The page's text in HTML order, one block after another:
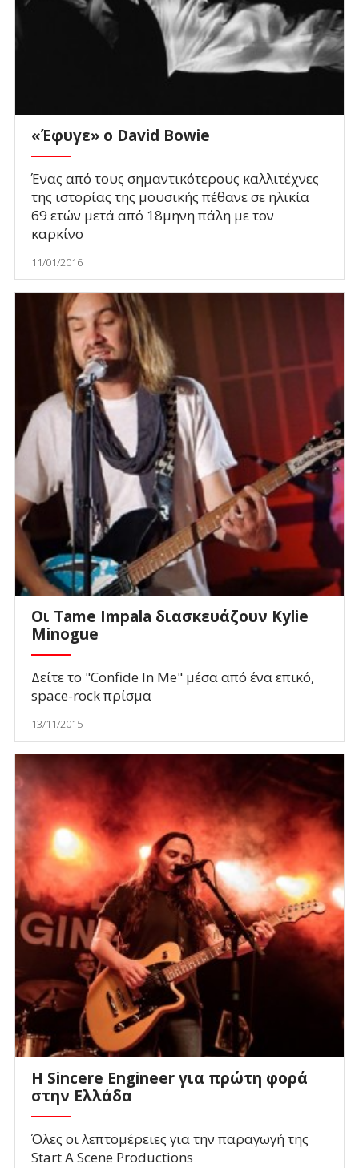
«Έφυγε» ο David Bowie
Ένας από τους σημαντικότερους καλλιτέχνες
της ιστορίας της μουσικής πέθανε σε ηλικία
69 ετών μετά από 18μηνη πάλη με τον
καρκίνο
11/01/2016
Οι Tame Impala διασκευάζουν Kylie
Minogue
Δείτε το "Confide In Me" μέσα από ένα επικό,
space-rock πρίσμα
13/11/2015
Η Sincere Engineer για πρώτη φορά
στην Ελλάδα
Όλες οι λεπτομέρειες για την παραγωγή της
Start A Scene Productions